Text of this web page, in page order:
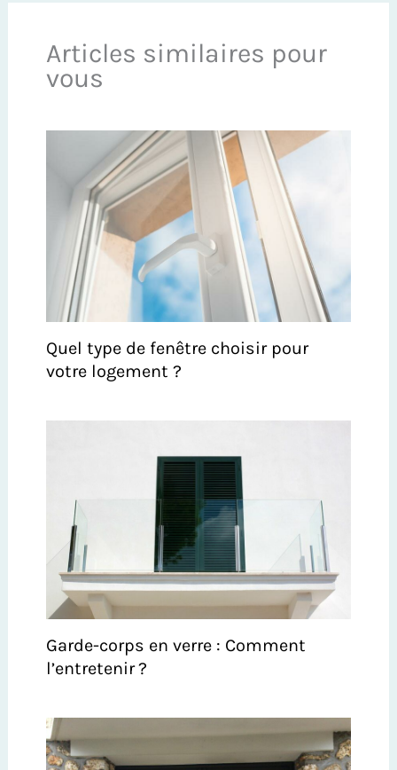
Articles similaires pour
vous
Quel type de fenêtre choisir pour
votre logement ?
Garde-corps en verre : Comment
l’entretenir ?